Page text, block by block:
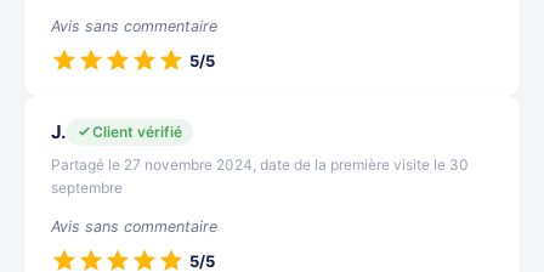
Avis sans commentaire
5/5
J.
Client vérifié
Partagé le 27 novembre 2024, date de la première visite le 30
septembre
Avis sans commentaire
5/5